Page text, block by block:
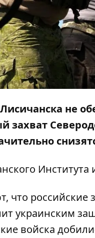
не
захват
Института
что
украинским
войска